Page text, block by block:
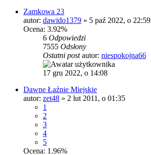
Zamkowa 23
autor: dawido1379 » 5 paź 2022, o 22:59
Ocena: 3.92%
6 Odpowiedzi
7555 Odsłony
Ostatni postautor: niespokojna66
17 gru 2022, o 14:08
Dawne Łaźnie Miejskie
autor: zet48 » 2 lut 2011, o 01:35
1
2
3
4
5
Ocena: 1.96%